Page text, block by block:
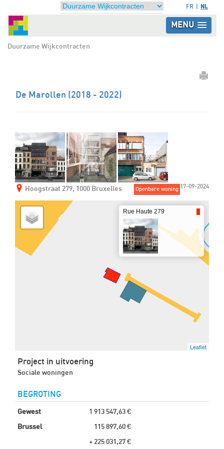
FR NL
MENU
Duurzame Wijkcontracten
De Marollen (2018 - 2022)
17-09-2024
Hoogstraat 279, 1000 Bruxelles Openbare woning
Rue Haute 279
Leaflet
Project in uitvoering
Sociale woningen
BEGROTING
Gewest 1 913 547,63 €
Brussel 115 897,60 €
+ 225 031,27 €